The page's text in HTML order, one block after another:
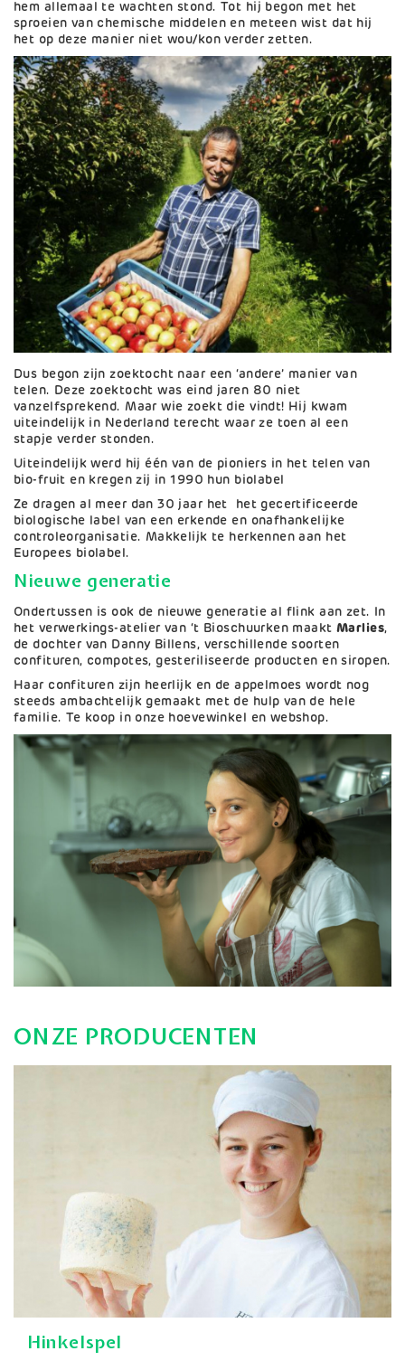
hem allemaal te wachten stond. Tot hij begon met het
sproeien van chemische middelen en meteen wist dat hij
het op deze manier niet wou/kon verder zetten.
Afbeelding
Dus begon zijn zoektocht naar een ‘andere’ manier van
telen. Deze zoektocht was eind jaren 80 niet
vanzelfsprekend. Maar wie zoekt die vindt! Hij kwam
uiteindelijk in Nederland terecht waar ze toen al een
stapje verder stonden.
Uiteindelijk werd hij één van de pioniers in het telen van
bio-fruit en kregen zij in 1990 hun biolabel
Ze dragen al meer dan 30 jaar het het gecertificeerde
biologische label van een erkende en onafhankelijke
controleorganisatie. Makkelijk te herkennen aan het
Europees biolabel.
Nieuwe generatie
Ondertussen is ook de nieuwe generatie al flink aan zet. In
het verwerkings-atelier van ‘t Bioschuurken maaktMarlies,
de dochter van Danny Billens, verschillende soorten
confituren, compotes, gesteriliseerde producten en siropen.
Haar confituren zijn heerlijk en de appelmoes wordt nog
steeds ambachtelijk gemaakt met de hulp van de hele
familie. Te koop in onze hoevewinkel en webshop.
ONZE PRODUCENTEN
Hinkelspel